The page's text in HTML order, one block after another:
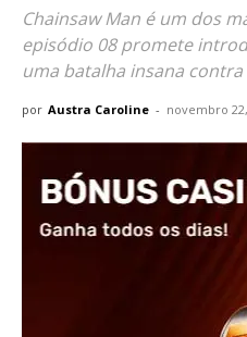
Chainsaw Man é um dos
episódio 08 promete
uma batalha insana
por Austra Caroline - novembro